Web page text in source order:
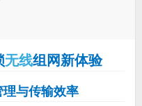
无线组网新体验
与传输效率